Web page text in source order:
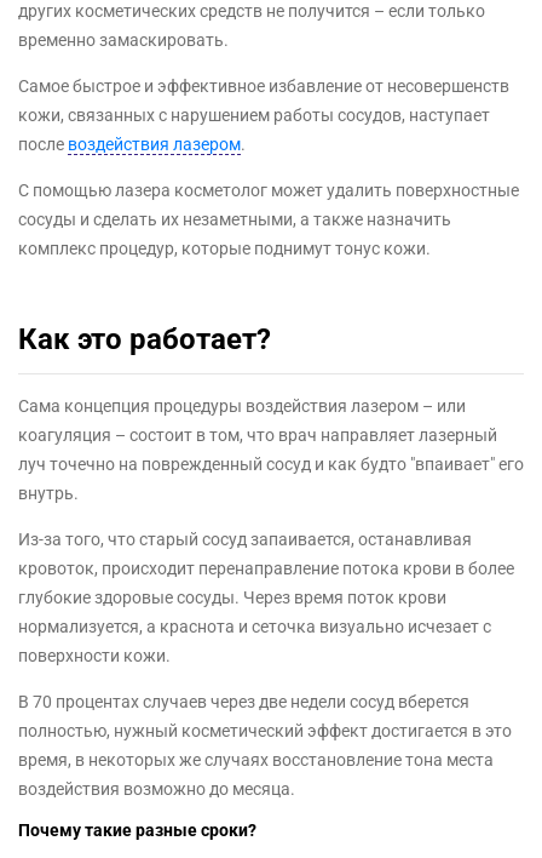
других косметических средств не получится – если только
временно замаскировать.
Самое быстрое и эффективное избавление от несовершенств
кожи, связанных с нарушением работы сосудов, наступает
после воздействия лазером.
С помощью лазера косметолог может удалить поверхностные
сосуды и сделать их незаметными, а также назначить
комплекс процедур, которые поднимут тонус кожи.
Как это работает?
Сама концепция процедуры воздействия лазером – или
коагуляция – состоит в том, что врач направляет лазерный
луч точечно на поврежденный сосуд и как будто "впаивает" его
внутрь.
Из-за того, что старый сосуд запаивается, останавливая
кровоток, происходит перенаправление потока крови в более
глубокие здоровые сосуды. Через время поток крови
нормализуется, а краснота и сеточка визуально исчезает с
поверхности кожи.
В 70 процентах случаев через две недели сосуд вберется
полностью, нужный косметический эффект достигается в это
время, в некоторых же случаях восстановление тона места
воздействия возможно до месяца.
Почему такие разные сроки?